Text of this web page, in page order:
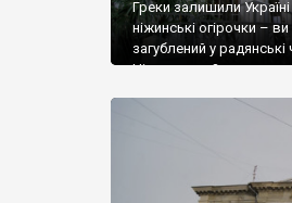
Греки залишили
ніжинські огірочки –
загублений у
Ніжин греки?